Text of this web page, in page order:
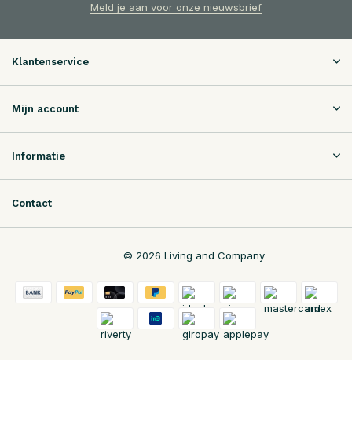
Meld je aan voor onze nieuwsbrief
Klantenservice
Mijn account
Informatie
Contact
© 2026 Living and Company